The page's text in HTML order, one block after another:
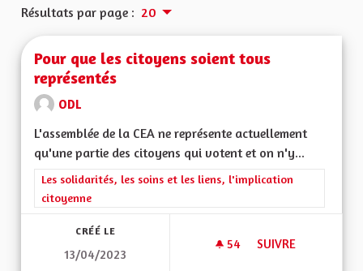
Résultats par page : 20
Pour que les citoyens soient tous
représentés
ODL
L'assemblée de la CEA ne représente actuellement
qu'une partie des citoyens qui votent et on n'y...
Filtrer les résultats de la catégorie : Les solidarités, les soins
Les solidarités, les soins et les liens, l'implication
citoyenne
CRÉÉ LE
13/04/2023
54 54 ABONNÉS
SUIVRE